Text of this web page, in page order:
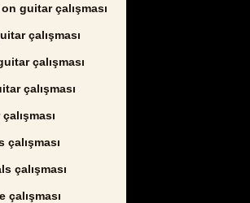
guitar çalışması
çalışması
çalışması
çalışması
çalışması